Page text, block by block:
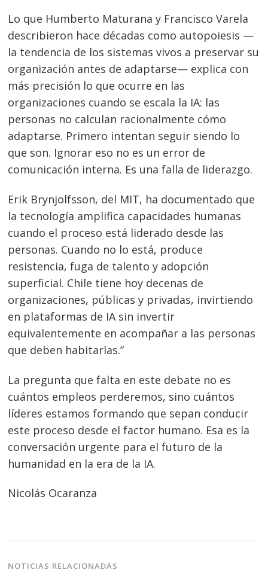
Lo que Humberto Maturana y Francisco Varela
describieron hace décadas como autopoiesis —
la tendencia de los sistemas vivos a preservar su
organización antes de adaptarse— explica con
más precisión lo que ocurre en las
organizaciones cuando se escala la IA: las
personas no calculan racionalmente cómo
adaptarse. Primero intentan seguir siendo lo
que son. Ignorar eso no es un error de
comunicación interna. Es una falla de liderazgo.
Erik Brynjolfsson, del MIT, ha documentado que
la tecnología amplifica capacidades humanas
cuando el proceso está liderado desde las
personas. Cuando no lo está, produce
resistencia, fuga de talento y adopción
superficial. Chile tiene hoy decenas de
organizaciones, públicas y privadas, invirtiendo
en plataformas de IA sin invertir
equivalentemente en acompañar a las personas
que deben habitarlas.”
La pregunta que falta en este debate no es
cuántos empleos perderemos, sino cuántos
líderes estamos formando que sepan conducir
este proceso desde el factor humano. Esa es la
conversación urgente para el futuro de la
humanidad en la era de la IA.
Nicolás Ocaranza
NOTICIAS RELACIONADAS
Navegación
de
entradas